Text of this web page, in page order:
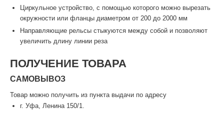
Циркульное устройство, с помощью которого можно вырезать
окружности или фланцы диаметром от 200 до 2000 мм
Направляющие рельсы стыкуются между собой и позволяют
увеличить длину линии реза
ПОЛУЧЕНИЕ ТОВАРА
САМОВЫВОЗ
Товар можно получить из пункта выдачи по адресу
г. Уфа, Ленина 150/1.